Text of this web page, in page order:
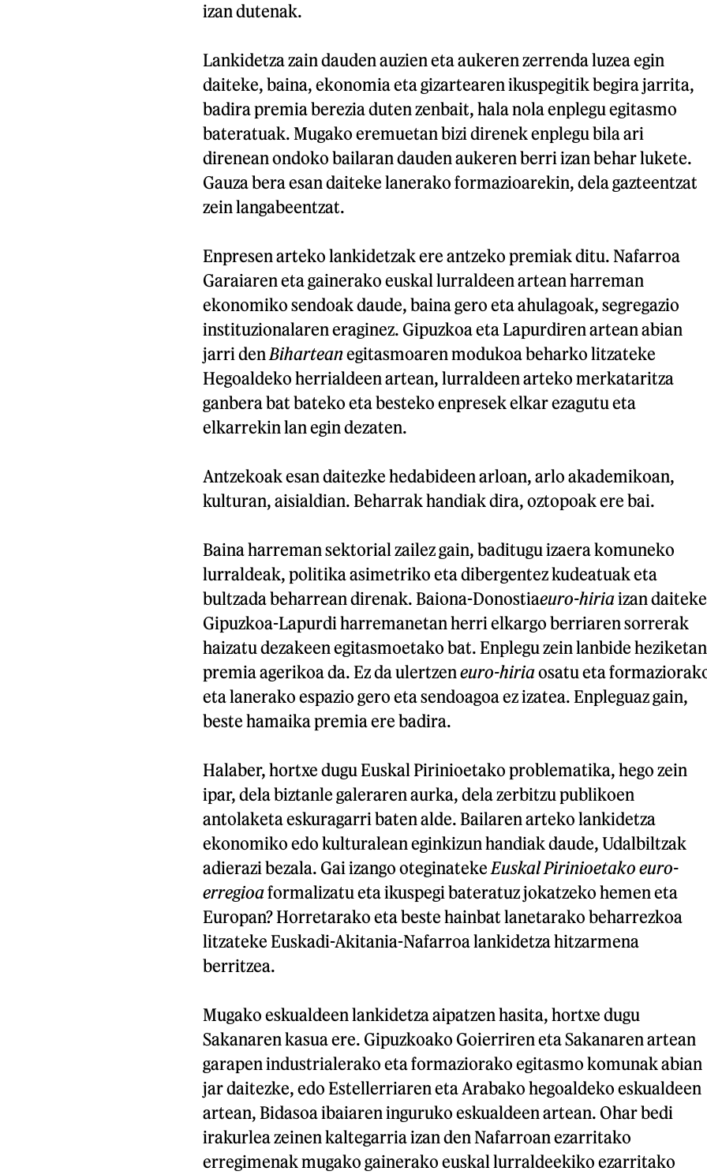
izan dutenak.
Lankidetza zain dauden auzien eta aukeren zerrenda luzea egin
daiteke, baina, ekonomia eta gizartearen ikuspegitik begira jarrita,
badira premia berezia duten zenbait, hala nola enplegu egitasmo
bateratuak. Mugako eremuetan bizi direnek enplegu bila ari
direnean ondoko bailaran dauden aukeren berri izan behar lukete.
Gauza bera esan daiteke lanerako formazioarekin, dela gazteentzat
zein langabeentzat.
Enpresen arteko lankidetzak ere antzeko premiak ditu. Nafarroa
Garaiaren eta gainerako euskal lurraldeen artean harreman
ekonomiko sendoak daude, baina gero eta ahulagoak, segregazio
instituzionalaren eraginez. Gipuzkoa eta Lapurdiren artean abian
jarri den Biharteanegitasmoaren modukoa beharko litzateke
Hegoaldeko herrialdeen artean, lurraldeen arteko merkataritza
ganbera bat bateko eta besteko enpresek elkar ezagutu eta
elkarrekin lan egin dezaten.
Antzekoak esan daitezke hedabideen arloan, arlo akademikoan,
kulturan, aisialdian. Beharrak handiak dira, oztopoak ere bai.
Baina harreman sektorial zailez gain, baditugu izaera komuneko
lurraldeak, politika asimetriko eta dibergentez kudeatuak eta
bultzada beharrean direnak. Baiona-Donostiaeuro-hiriaizan daiteke
Gipuzkoa-Lapurdi harremanetan herri elkargo berriaren sorrerak
haizatu dezakeen egitasmoetako bat. Enplegu zein lanbide heziketan
premia agerikoa da. Ez da ulertzen euro-hiriaosatu eta
eta lanerako espazio gero eta sendoagoa ez izatea. Enpleguaz gain,
beste hamaika premia ere badira.
Halaber, hortxe dugu Euskal Pirinioetako problematika, hego zein
ipar, dela biztanle galeraren aurka, dela zerbitzu publikoen
antolaketa eskuragarri baten alde. Bailaren arteko lankidetza
ekonomiko edo kulturalean eginkizun handiak daude, Udalbiltzak
adierazi bezala. Gai izango oteginateke Euskal Pirinioetako euro-
erregioaformalizatu eta ikuspegi bateratuz jokatzeko hemen eta
Europan? Horretarako eta beste hainbat lanetarako beharrezkoa
litzateke Euskadi-Akitania-Nafarroa lankidetza hitzarmena
berritzea.
Mugako eskualdeen lankidetza aipatzen hasita, hortxe dugu
Sakanaren kasua ere. Gipuzkoako Goierriren eta Sakanaren artean
garapen industrialerako eta formaziorako egitasmo komunak abian
jar daitezke, edo Estellerriaren eta Arabako hegoaldeko eskualdeen
artean, Bidasoa ibaiaren inguruko eskualdeen artean. Ohar bedi
irakurlea zeinen kaltegarria izan den Nafarroan ezarritako
erregimenak mugako gainerako euskal lurraldeekiko ezarritako